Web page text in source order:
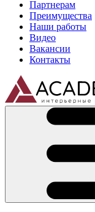
Партнерам
Преимущества
Наши работы
Видео
Вакансии
Контакты